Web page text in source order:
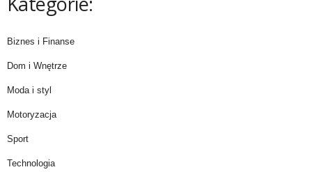
Biznes i Finanse
Dom i Wnętrze
Moda i styl
Motoryzacja
Sport
Technologia